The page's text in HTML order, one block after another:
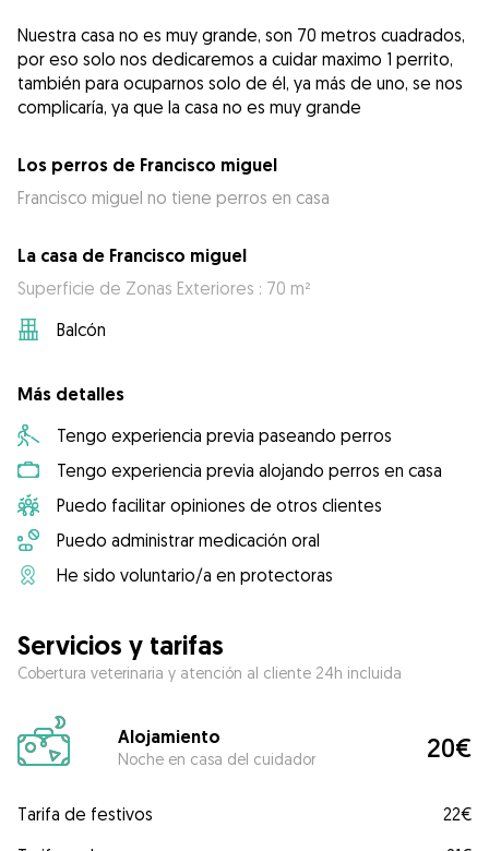
Nuestra casa no es muy grande, son 70 metros cuadrados,
por eso solo nos dedicaremos a cuidar maximo 1 perrito,
también para ocuparnos solo de él, ya más de uno, se nos
complicaría, ya que la casa no es muy grande
Los perros de Francisco miguel
Francisco miguel no tiene perros en casa
La casa de Francisco miguel
Superficie de Zonas Exteriores : 70 m²
Balcón
Más detalles
Tengo experiencia previa paseando perros
Tengo experiencia previa alojando perros en casa
Puedo facilitar opiniones de otros clientes
Puedo administrar medicación oral
He sido voluntario/a en protectoras
Servicios y tarifas
Cobertura veterinaria y atención al cliente 24h incluida
Alojamiento
Noche en casa del cuidador 20€
Tarifa de festivos
22€